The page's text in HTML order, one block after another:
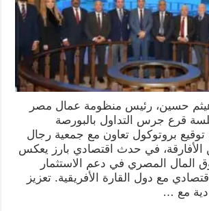
حسين، رئيس منظومة عمال مصر
قرع جرس التداول بالبورصة
توقيع بروتوكول تعاون مع جمعية رجال
الأفارقة، في حدث اقتصادي بارز يعكس
المال المصري في دعم الاستثمار
مع دول القارة الأفريقية. تعزيز
مع …